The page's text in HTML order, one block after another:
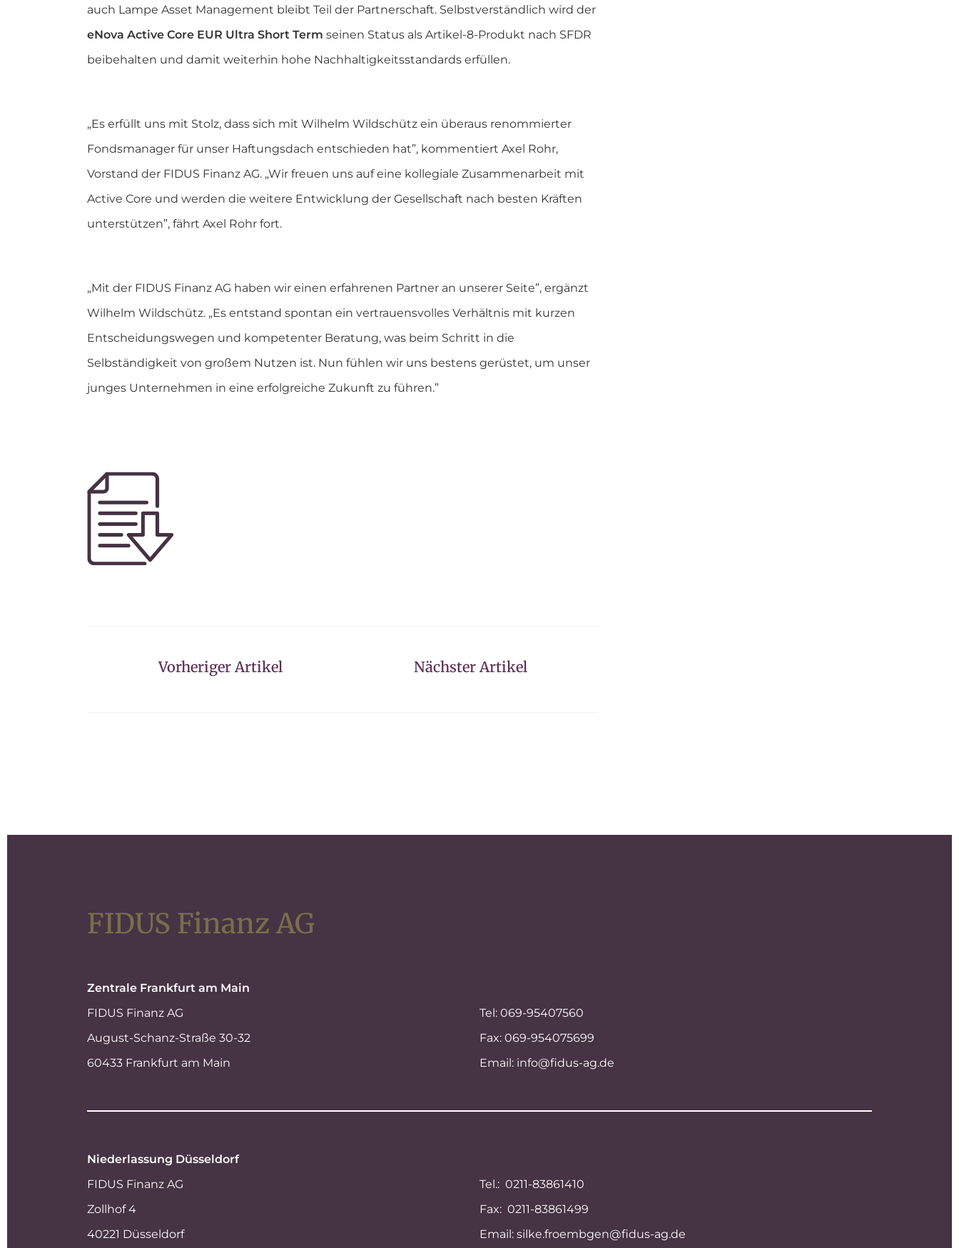
auch Lampe Asset Management bleibt Teil der Partnerschaft. Selbstverständlich wird der
eNova Active Core EUR Ultra Short Term seinen Status als Artikel-8-Produkt nach SFDR
beibehalten und damit weiterhin hohe Nachhaltigkeitsstandards erfüllen.
„Es erfüllt uns mit Stolz, dass sich mit Wilhelm Wildschütz ein überaus renommierter
Fondsmanager für unser Haftungsdach entschieden hat”, kommentiert Axel Rohr,
Vorstand der FIDUS Finanz AG. „Wir freuen uns auf eine kollegiale Zusammenarbeit mit
Active Core und werden die weitere Entwicklung der Gesellschaft nach besten Kräften
unterstützen”, fährt Axel Rohr fort.
„Mit der FIDUS Finanz AG haben wir einen erfahrenen Partner an unserer Seite”, ergänzt
Wilhelm Wildschütz. „Es entstand spontan ein vertrauensvolles Verhältnis mit kurzen
Entscheidungswegen und kompetenter Beratung, was beim Schritt in die
Selbständigkeit von großem Nutzen ist. Nun fühlen wir uns bestens gerüstet, um unser
junges Unternehmen in eine erfolgreiche Zukunft zu führen.”
Vorheriger Artikel Nächster Artikel
FIDUS Finanz AG
Zentrale Frankfurt am Main
FIDUS Finanz AG
August-Schanz-Straße 30-32
60433 Frankfurt am Main
Tel: 069-95407560
Fax: 069-954075699
Email: info@fidus-ag.de
Niederlassung Düsseldorf
FIDUS Finanz AG
Zollhof 4
40221 Düsseldorf
Tel.: 0211-83861410
Fax: 0211-83861499
Email: silke.froembgen@fidus-ag.de